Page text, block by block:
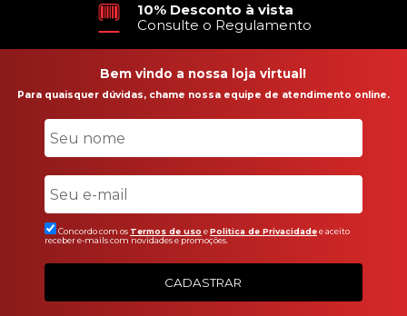
10% Desconto à vista
Consulte o Regulamento
Bem vindo a nossa loja virtual!
Para quaisquer dúvidas, chame nossa equipe de atendimento online.
Concordo com os Termos de uso ePolitica de Privacidadee aceito
receber e-mails com novidades e promoções.
CADASTRAR